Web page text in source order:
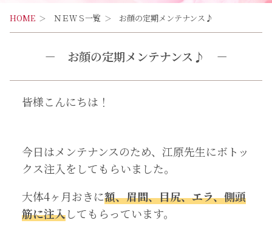
HOME ＮＥＷＳ一覧 お顔の定期メンテナンス♪
－ お顔の定期メンテナンス♪ －
皆様こんにちは！
今日はメンテナンスのため、江原先生にボトッ
クス注入をしてもらいました。
大体4ヶ月おきに額、眉間、目尻、エラ、側頭
筋に注入してもらっています。